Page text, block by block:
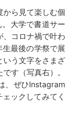
から見て楽しむ個
大学で書道サー
、コロナ禍で叶わ
最後の学祭で展
いう文字をさまざ
す（写真右）。
、ぜひInstagram
ェックしてみてく